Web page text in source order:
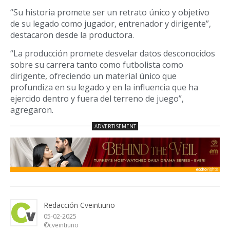
“Su historia promete ser un retrato único y objetivo
de su legado como jugador, entrenador y dirigente”,
destacaron desde la productora.
“La producción promete desvelar datos desconocidos
sobre su carrera tanto como futbolista como
dirigente, ofreciendo un material único que
profundiza en su legado y en la influencia que ha
ejercido dentro y fuera del terreno de juego”,
agregaron.
Redacción Cveintiuno
05-02-2025
©cveintiuno